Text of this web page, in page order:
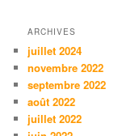
ARCHIVES
juillet 2024
novembre 2022
septembre 2022
août 2022
juillet 2022